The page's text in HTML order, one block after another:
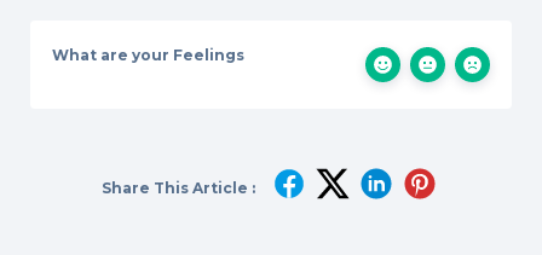
What are your Feelings
Share This Article :